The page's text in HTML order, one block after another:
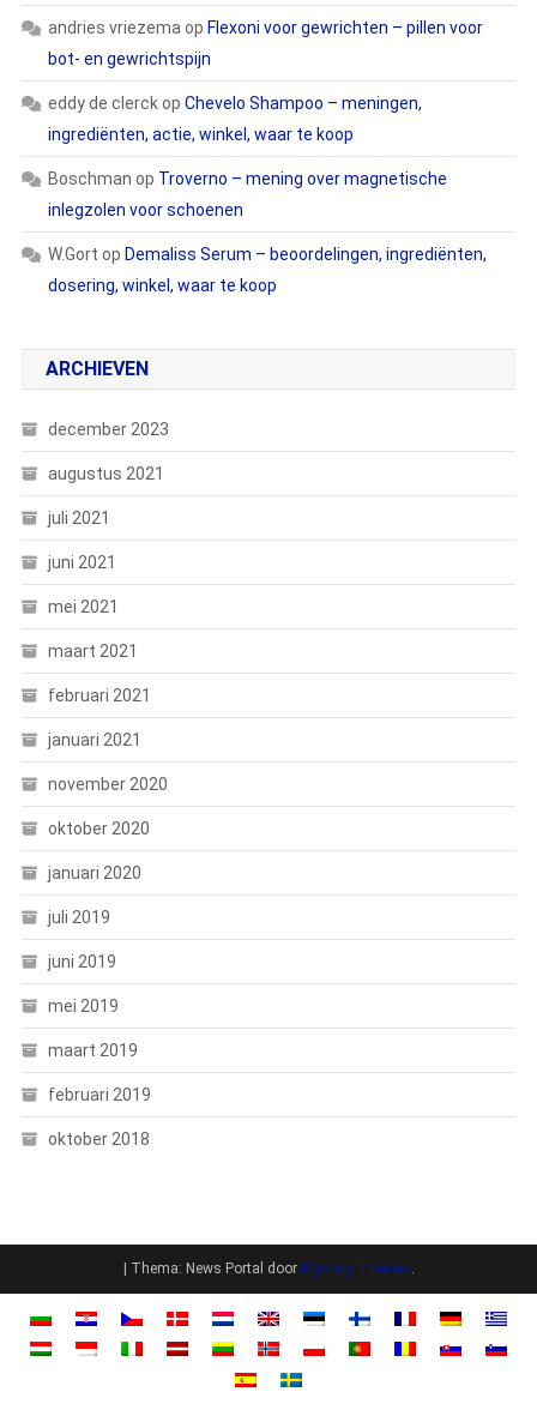
andries vriezema op Flexoni voor gewrichten – pillen voor
bot- en gewrichtspijn
eddy de clerckop Chevelo Shampoo – meningen,
ingrediënten, actie, winkel, waar te koop
Boschman op Troverno – mening over magnetische
inlegzolen voor schoenen
W.Gort op Demaliss Serum – beoordelingen, ingrediënten,
dosering, winkel, waar te koop
ARCHIEVEN
december 2023
augustus 2021
juli 2021
juni 2021
mei 2021
maart 2021
februari 2021
januari 2021
november 2020
oktober 2020
januari 2020
juli 2019
juni 2019
mei 2019
maart 2019
februari 2019
oktober 2018
| Thema: News Portal door Mystery Themes